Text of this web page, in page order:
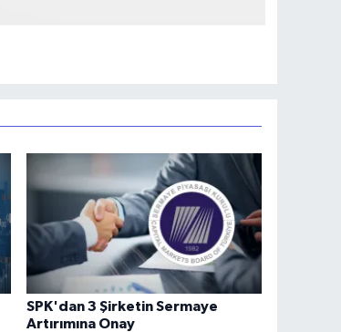
SPK'dan 3 Şirketin Sermaye
Artırımına Onay